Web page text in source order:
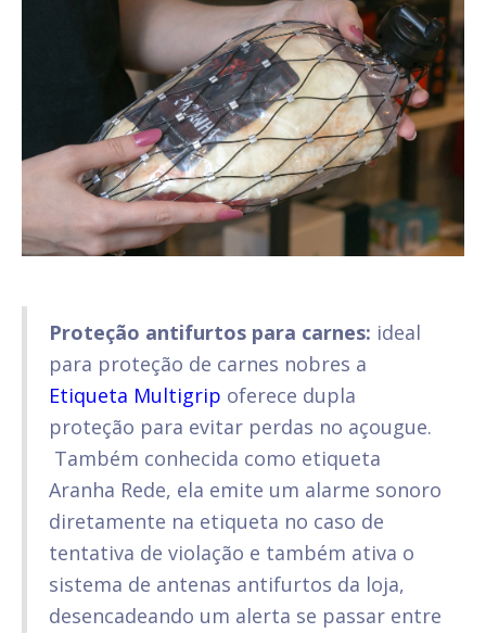
Proteção antifurtos para carnes: ideal
para proteção de carnes nobres a
Etiqueta Multigrip oferece dupla
proteção para evitar perdas no açougue.
Também conhecida como etiqueta
Aranha Rede, ela emite um alarme sonoro
diretamente na etiqueta no caso de
tentativa de violação e também ativa o
sistema de antenas antifurtos da loja,
desencadeando um alerta se passar entre